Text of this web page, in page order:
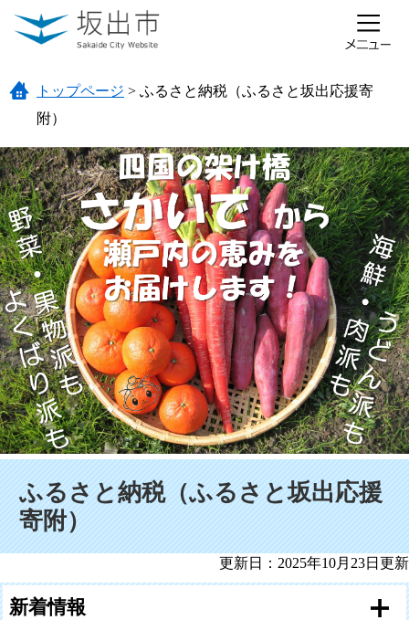
ページの先頭です。
メニューを飛ばして本文へ
トップページ > ふるさと納税（ふるさと坂出応援寄
附）
ふるさと納税（ふるさと坂出応援
寄附）
更新日：2025年10月23日更新
新着情報